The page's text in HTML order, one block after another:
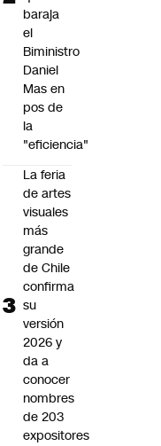
baraja
el
Biministro
Daniel
Mas en
pos de
la
"eficiencia"
La feria
de artes
visuales
más
grande
de Chile
confirma
su
versión
2026 y
da a
conocer
nombres
de 203
expositores